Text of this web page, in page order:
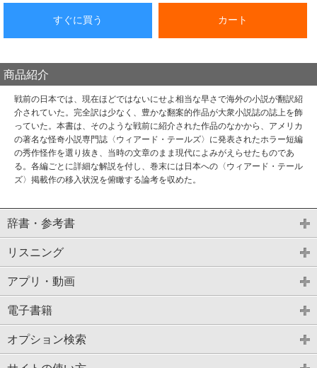
すぐに買う カート
商品紹介
戦前の日本では、現在ほどではないにせよ相当な早さで海外の小説が翻訳紹
介されていた。完全訳は少なく、豊かな翻案的作品が大衆小説誌の誌上を飾
っていた。本書は、そのような戦前に紹介された作品のなかから、アメリカ
の著名な怪奇小説専門誌〈ウィアード・テールズ〉に発表されたホラー短編
の秀作怪作を選り抜き、当時の文章のまま現代によみがえらせたものであ
る。各編ごとに詳細な解説を付し、巻末には日本への〈ウィアード・テール
ズ〉掲載作の移入状況を俯瞰する論考を収めた。
辞書・参考書
リスニング
アプリ・動画
電子書籍
オプション検索